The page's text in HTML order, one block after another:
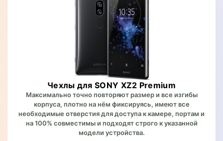
Чехлы для SONY XZ2 Premium
Максимально точно повторяют размер и все изгибы
корпуса, плотно на нём фиксируясь, имеют все
необходимые отверстия для доступа к камере, портам и
на 100% совместимы и подходят строго к указанной
модели устройства.